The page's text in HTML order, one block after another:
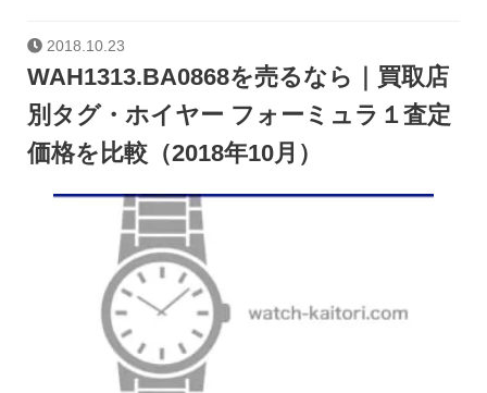
2018.10.23
WAH1313.BA0868を売るなら｜買取店
別タグ・ホイヤー フォーミュラ１査定
価格を比較（2018年10月）